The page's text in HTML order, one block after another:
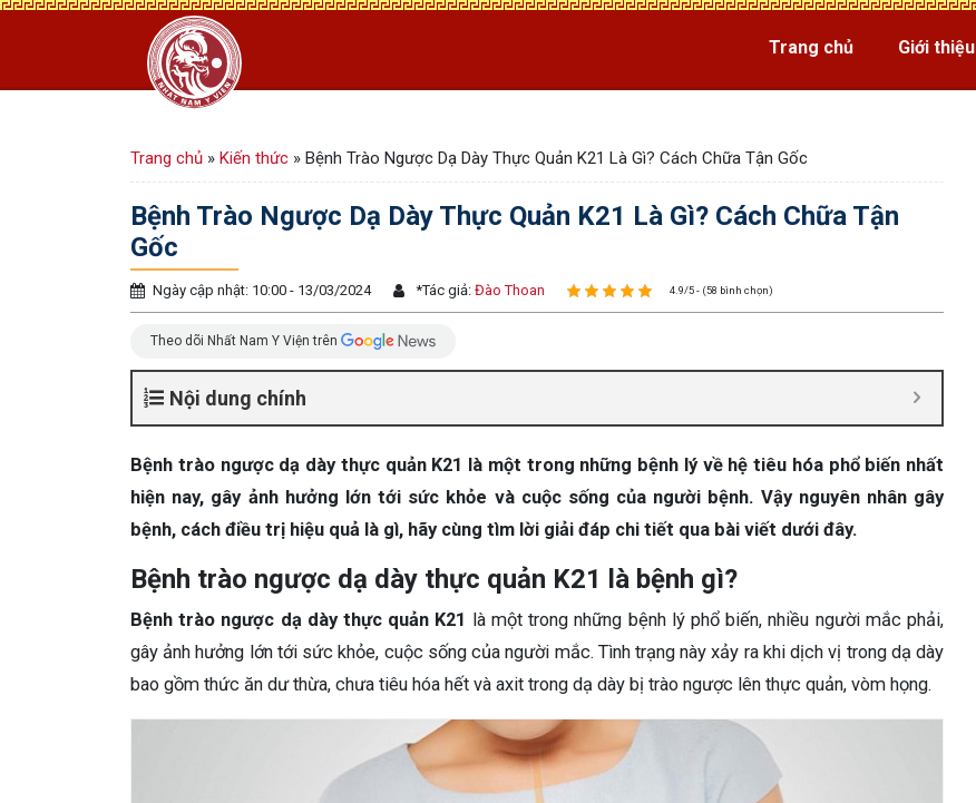
Trang chủ Giới thiệu
Trang chủ » Kiến thức » Bệnh Trào Ngược Dạ Dày Thực Quản K21 Là Gì? Cách Chữa Tận Gốc
Bệnh Trào Ngược Dạ Dày Thực Quản K21 Là Gì? Cách Chữa Tận
Gốc
Ngày cập nhật: 10:00 - 13/03/2024 *Tác giả: Đào Thoan 4.9/5 - (58 bình chọn)
Theo dõi Nhất Nam Y Viện trên
Nội dung chính
Bệnh trào ngược dạ dày thực quản K21 là một trong những bệnh lý về hệ tiêu hóa phổ biến nhất
hiện nay, gây ảnh hưởng lớn tới sức khỏe và cuộc sống của người bệnh. Vậy nguyên nhân gây
bệnh, cách điều trị hiệu quả là gì, hãy cùng tìm lời giải đáp chi tiết qua bài viết dưới đây.
Bệnh trào ngược dạ dày thực quản K21 là bệnh gì?
Bệnh trào ngược dạ dày thực quản K21 là một trong những bệnh lý phổ biến, nhiều người mắc phải,
gây ảnh hưởng lớn tới sức khỏe, cuộc sống của người mắc. Tình trạng này xảy ra khi dịch vị trong dạ dày
bao gồm thức ăn dư thừa, chưa tiêu hóa hết và axit trong dạ dày bị trào ngược lên thực quản, vòm họng.